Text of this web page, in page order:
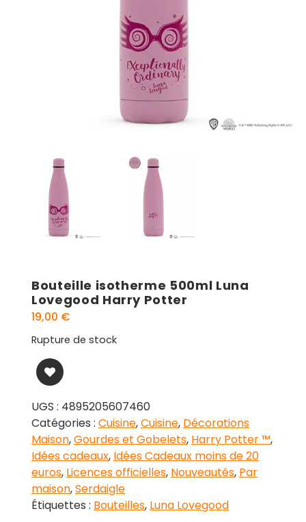
Bouteille isotherme 500ml Luna
Lovegood Harry Potter
19,00 €
Rupture de stock
UGS : 4895205607460
Catégories : Cuisine,Cuisine, Décorations
Maison,Gourdes et Gobelets, Harry Potter ™,
Idées cadeaux, Idées Cadeaux moins de 20
euros, Licences officielles, Nouveautés, Par
maison,Serdaigle
Étiquettes : Bouteilles, Luna Lovegood